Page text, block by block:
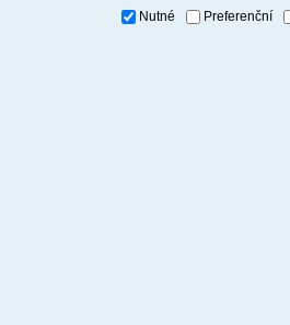
Nutné Preferenční